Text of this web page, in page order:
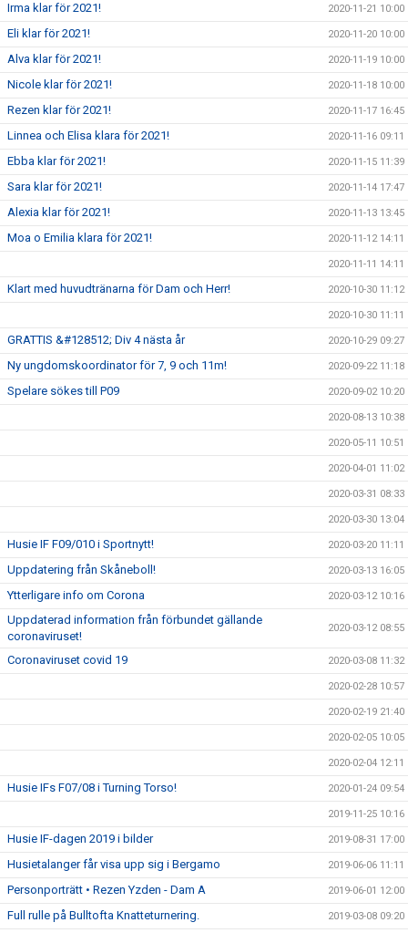
Irma klar för 2021! 2020-11-21 10:00
Eli klar för 2021! 2020-11-20 10:00
Alva klar för 2021! 2020-11-19 10:00
Nicole klar för 2021! 2020-11-18 10:00
Rezen klar för 2021! 2020-11-17 16:45
Linnea och Elisa klara för 2021! 2020-11-16 09:11
Ebba klar för 2021! 2020-11-15 11:39
Sara klar för 2021! 2020-11-14 17:47
Alexia klar för 2021! 2020-11-13 13:45
Moa o Emilia klara för 2021! 2020-11-12 14:11
2020-11-11 14:11
Klart med huvudtränarna för Dam och Herr! 2020-10-30 11:12
2020-10-30 11:11
GRATTIS &#128512; Div 4 nästa år 2020-10-29 09:27
Ny ungdomskoordinator för 7, 9 och 11m! 2020-09-22 11:18
Spelare sökes till P09 2020-09-02 10:20
2020-08-13 10:38
2020-05-11 10:51
2020-04-01 11:02
2020-03-31 08:33
2020-03-30 13:04
Husie IF F09/010 i Sportnytt! 2020-03-20 11:11
Uppdatering från Skåneboll! 2020-03-13 16:05
Ytterligare info om Corona 2020-03-12 10:16
Uppdaterad information från förbundet gällande
coronaviruset!
2020-03-12 08:55
Coronaviruset covid 19 2020-03-08 11:32
2020-02-28 10:57
2020-02-19 21:40
2020-02-05 10:05
2020-02-04 12:11
Husie IFs F07/08 i Turning Torso! 2020-01-24 09:54
2019-11-25 10:16
Husie IF-dagen 2019 i bilder 2019-08-31 17:00
Husietalanger får visa upp sig i Bergamo 2019-06-06 11:11
Personporträtt • Rezen Yzden - Dam A 2019-06-01 12:00
Full rulle på Bulltofta Knatteturnering. 2019-03-08 09:20